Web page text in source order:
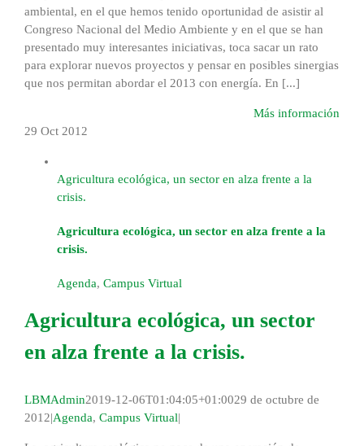
ambiental, en el que hemos tenido oportunidad de asistir al
Congreso Nacional del Medio Ambiente y en el que se han
presentado muy interesantes iniciativas, toca sacar un rato
para explorar nuevos proyectos y pensar en posibles sinergias
que nos permitan abordar el 2013 con energía. En [...]
Más información
29 Oct 2012
Agricultura ecológica, un sector en alza frente a la
crisis.
Agricultura ecológica, un sector en alza frente a la
crisis.
Agenda, Campus Virtual
Agricultura ecológica, un sector
en alza frente a la crisis.
LBMAdmin2019-12-06T01:04:05+01:0029 de octubre de
2012|Agenda, Campus Virtual|